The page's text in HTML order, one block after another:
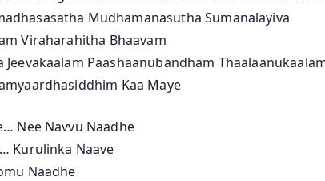
Mudhamanasutha Sumanalayiva
Viraharahitha Bhaavam
Jeevakaalam Paashaanubandham
Kaa Maye
Nee Navvu Naadhe
Kurulinka Naave
Naadhe